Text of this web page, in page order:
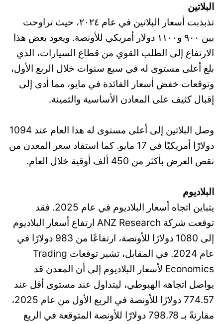
البلاتين
تذبذبت أسعار البلاتين في عام ٢٠٢٤، حيث تراوحت
بين ٩٠٠ و١١٠٠ دولار أمريكي للأونصة. ويعود بعض هذا
الارتفاع إلى الطلب القوي من قطاع السيارات، الذي
بلغ أعلى مستوى له في سبع سنوات خلال الربع الأول،
وتوقعات خفض أسعار الفائدة في مايو، مما أدى إلى
إقبال كثيف على المعادن الأساسية والثمينة.
وصل البلاتين إلى أعلى مستوى له هذا العام عند 1094
دولارًا أمريكيًا في 17 مايو. كما استفاد سعر المعدن من
نقص العرض بأكثر من 450 ألف أوقية خلال العام.
البلاديوم
يتباين اتجاه أسعار البلاديوم في عام 2025. فقد
توقعت شركة ANZ Research ارتفاع أسعار البلاديوم
إلى 1080 دولارًا للأونصة، ارتفاعًا من 983 دولارًا في
عام 2024. في المقابل، تشير توقعات Trading
Economics لأسعار البلاديوم إلى أن المعدن قد
يواصل اتجاهه الهبوطي، ليتداول عند مستوى أقل عند
774.57 دولارًا للأونصة في الربع الأول من عام 2025،
مقارنةً بـ 798.78 دولارًا للأونصة المتوقعة في الربع